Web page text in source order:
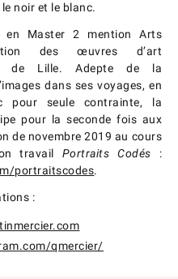
noir et le blanc.
en Master 2 mention Arts
des œuvres d’art
de Lille. Adepte de la
dans ses voyages, en
pour seule contrainte, la
pour la seconde fois aux
de novembre 2019 au cours
travail Portraits Codés :
portraitscodes.
:
qmercier/